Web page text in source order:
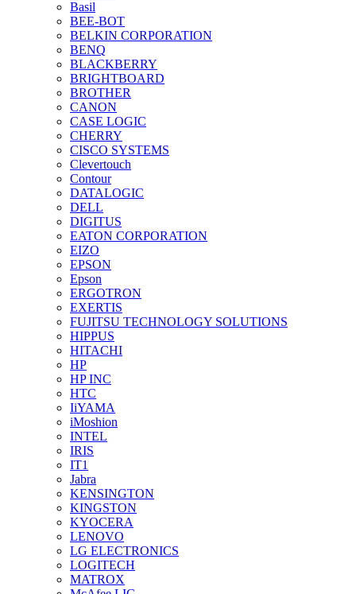
Basil
BEE-BOT
BELKIN CORPORATION
BENQ
BLACKBERRY
BRIGHTBOARD
BROTHER
CANON
CASE LOGIC
CHERRY
CISCO SYSTEMS
Clevertouch
Contour
DATALOGIC
DELL
DIGITUS
EATON CORPORATION
EIZO
EPSON
Epson
ERGOTRON
EXERTIS
FUJITSU TECHNOLOGY SOLUTIONS
HIPPUS
HITACHI
HP
HP INC
HTC
IiYAMA
iMoshion
INTEL
IRIS
IT1
Jabra
KENSINGTON
KINGSTON
KYOCERA
LENOVO
LG ELECTRONICS
LOGITECH
MATROX